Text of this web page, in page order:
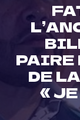
PAIRE
DE
«